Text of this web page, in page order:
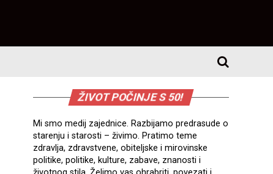
ŽIVOT POČINJE S 50!
Mi smo medij zajednice. Razbijamo predrasude o
starenju i starosti – živimo. Pratimo teme
zdravlja, zdravstvene, obiteljske i mirovinske
politike, politike, kulture, zabave, znanosti i